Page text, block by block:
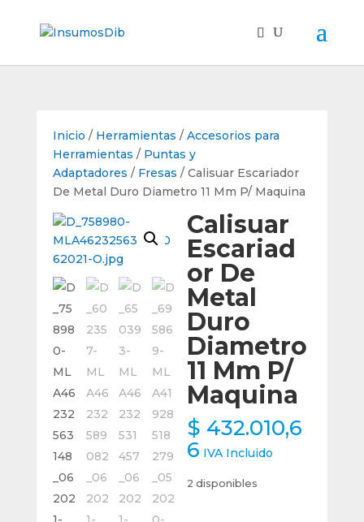
Inicio / Herramientas / Accesorios para
Herramientas / Puntas y
Adaptadores / Fresas / Calisuar Escariador
De Metal Duro Diametro 11 Mm P/ Maquina
Calisuar
Escariad
or De
Metal
Duro
Diametro
11 Mm P/
Maquina
$ 432.010,6
6 IVA Incluido
2 disponibles